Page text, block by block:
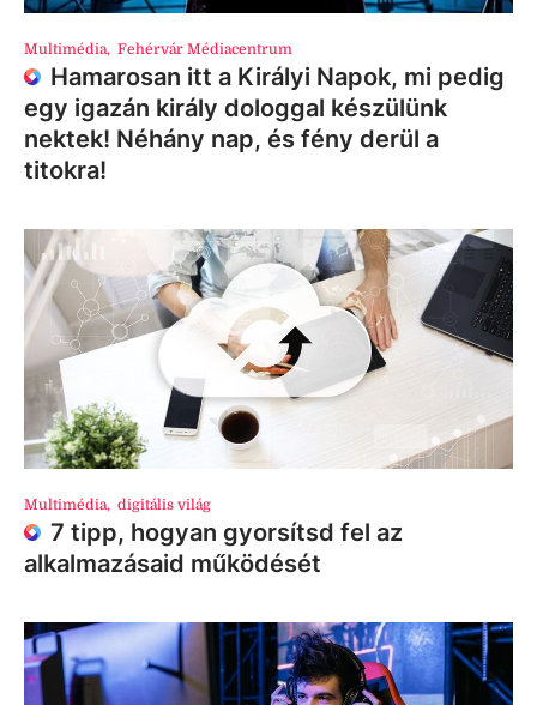
Multimédia, Fehérvár Médiacentrum
Hamarosan itt a Királyi Napok, mi pedig
egy igazán király dologgal készülünk
nektek! Néhány nap, és fény derül a
titokra!
Multimédia, digitális világ
7 tipp, hogyan gyorsítsd fel az
alkalmazásaid működését